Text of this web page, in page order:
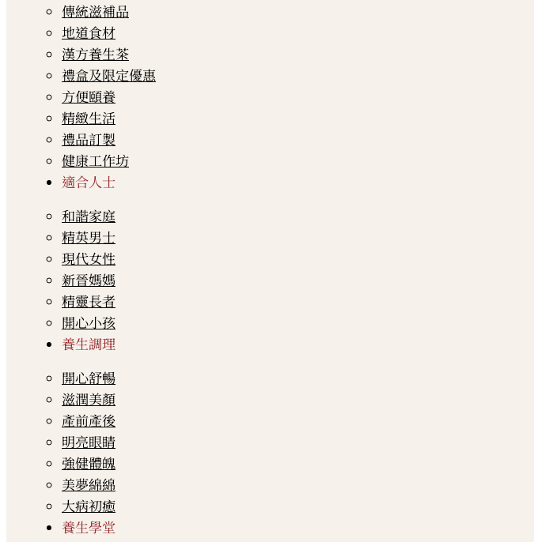
傳統滋補品
地道食材
漢方養生茶
禮盒及限定優惠
方便頤養
精緻生活
禮品訂製
健康工作坊
適合人士
和諧家庭
精英男士
現代女性
新晉媽媽
精靈長者
開心小孩
養生調理
開心舒暢
滋潤美顏
產前產後
明亮眼睛
強健體魄
美夢綿綿
大病初癒
養生學堂